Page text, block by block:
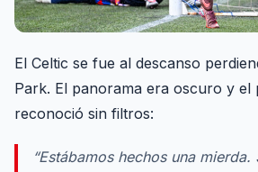
El Celtic se fue al descanso
Park. El panorama era oscuro y
reconoció sin filtros:
“Estábamos hechos una mierda.